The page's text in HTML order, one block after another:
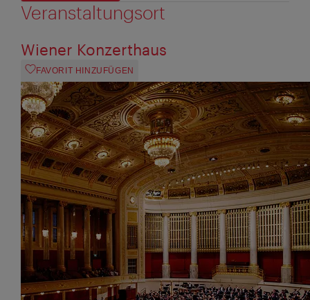
Veranstaltungsort
Wiener Konzerthaus
FAVORIT HINZUFÜGEN